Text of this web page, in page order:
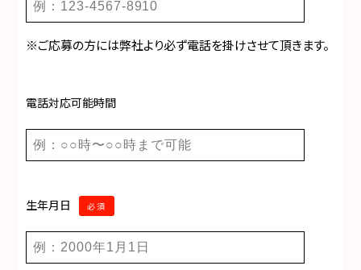
※ご応募の方には弊社より必ず電話を掛けさせて頂きます。
電話対応可能時間
生年月日 必須